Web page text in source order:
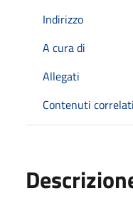
Indirizzo
A cura di
Allegati
Contenuti correlati